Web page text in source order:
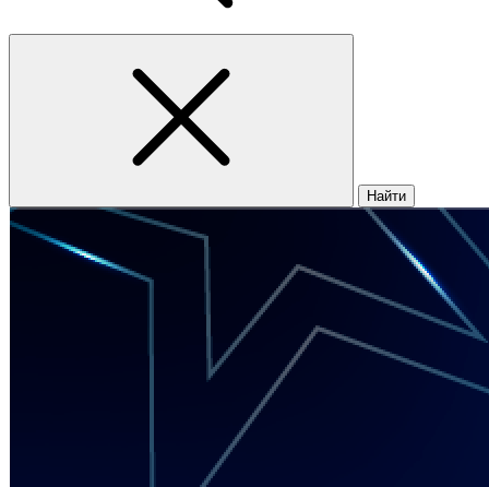
Найти